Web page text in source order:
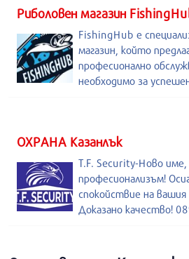
Риболовен магазин
FishingHub е
магазин, който
професионално
необходимо за
ОХРАНА Казанлък
T.F. Security-Ново
професионализъм!
спокойствие на вашия
Доказано качество!